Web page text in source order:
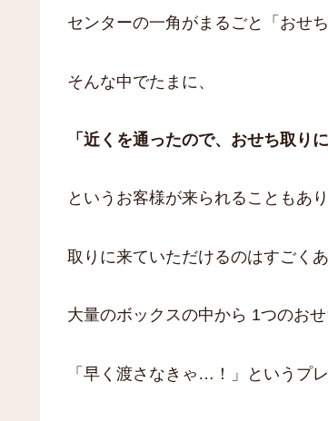
センターの一角がまるごと「おせ
そんな中でたまに、
「近くを通ったので、おせち取り
というお客様が来られることもあり
取りに来ていただけるのはすごく
大量のボックスの中から 1つのお
「早く渡さなきゃ…！」というプ